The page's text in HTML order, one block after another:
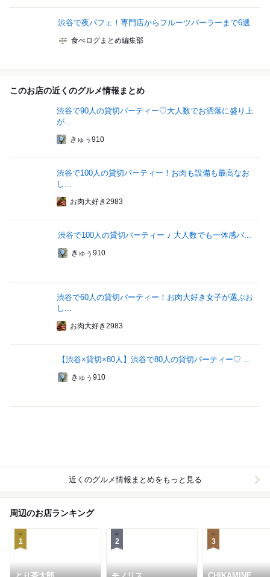
渋谷で夜パフェ！専門店からフルーツパーラーまで6選
食べログまとめ編集部
このお店の近くのグルメ情報まとめ
渋谷で90人の貸切パーティー♡大人数でお洒落に盛り上
が...
きゅぅ910
渋谷で100人の貸切パーティー！お肉も設備も最高なお
し...
お肉大好き2983
渋谷で100人の貸切パーティー ♪ 大人数でも一体感バ...
きゅぅ910
渋谷で60人の貸切パーティー！お肉大好き女子が選ぶお
し...
お肉大好き2983
【渋谷×貸切×80人】渋谷で80人の貸切パーティー♡ ...
きゅぅ910
近くのグルメ情報まとめをもっと見る
周辺のお店ランキング
1 2 3